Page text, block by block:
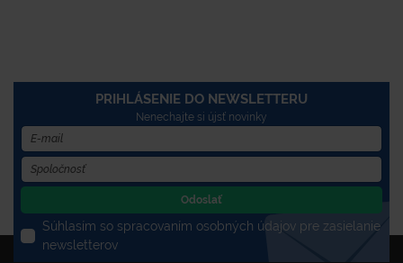
PRIHLÁSENIE DO NEWSLETTERU
Nenechajte si újsť novinky
Odoslať
Súhlasím so spracovaním osobných údajov pre zasielanie
newsletterov